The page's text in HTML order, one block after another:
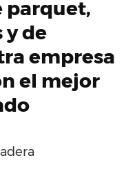
parquet,
y de
empresa
el mejor